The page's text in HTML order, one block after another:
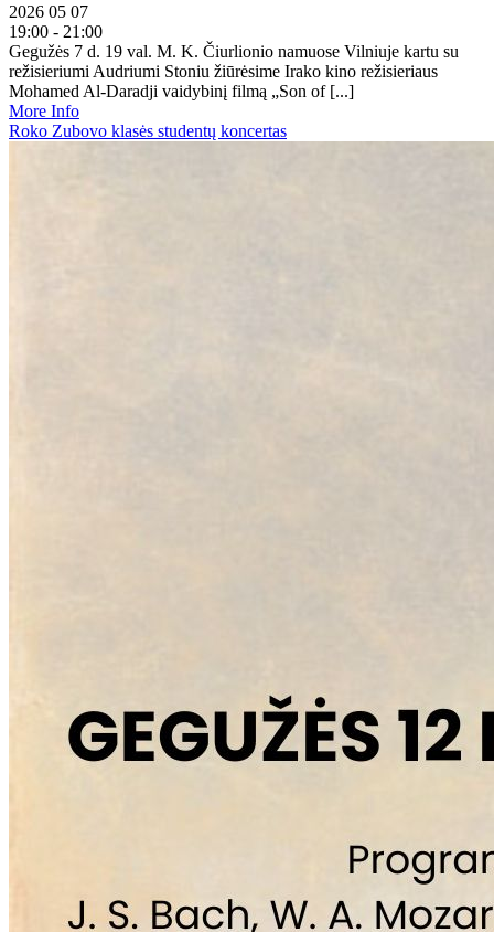
2026 05 07
19:00 - 21:00
Gegužės 7 d. 19 val. M. K. Čiurlionio namuose Vilniuje kartu su
režisieriumi Audriumi Stoniu žiūrėsime Irako kino režisieriaus
Mohamed Al-Daradji vaidybinį filmą „Son of [...]
More Info
Roko Zubovo klasės studentų koncertas